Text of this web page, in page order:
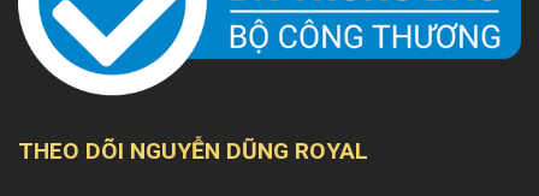
THEO DÕI NGUYỄN DŨNG ROYAL